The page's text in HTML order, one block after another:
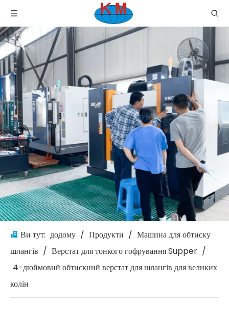
Ви тут: додому / Продукти / Машина для обтиску
шлангів / Верстат для тонкого гофрування Supper /
4-дюймовий обтискний верстат для шлангів для великих
колін